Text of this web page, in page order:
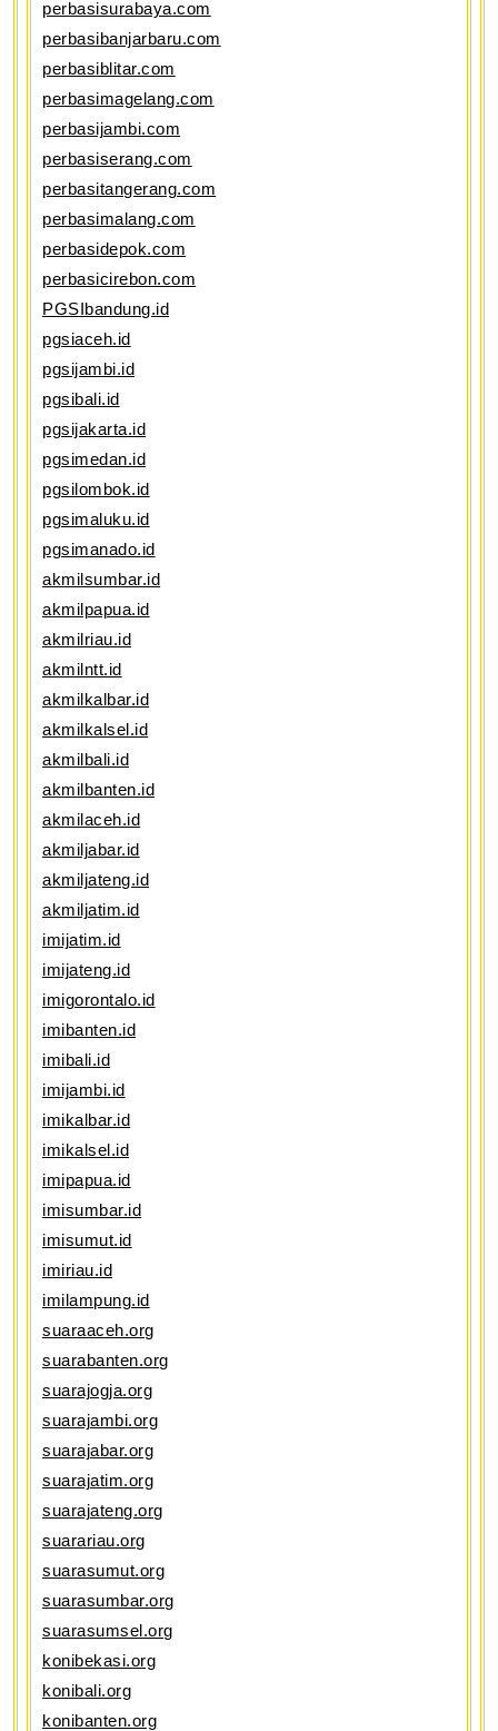
perbasisurabaya.com
perbasibanjarbaru.com
perbasiblitar.com
perbasimagelang.com
perbasijambi.com
perbasiserang.com
perbasitangerang.com
perbasimalang.com
perbasidepok.com
perbasicirebon.com
PGSIbandung.id
pgsiaceh.id
pgsijambi.id
pgsibali.id
pgsijakarta.id
pgsimedan.id
pgsilombok.id
pgsimaluku.id
pgsimanado.id
akmilsumbar.id
akmilpapua.id
akmilriau.id
akmilntt.id
akmilkalbar.id
akmilkalsel.id
akmilbali.id
akmilbanten.id
akmilaceh.id
akmiljabar.id
akmiljateng.id
akmiljatim.id
imijatim.id
imijateng.id
imigorontalo.id
imibanten.id
imibali.id
imijambi.id
imikalbar.id
imikalsel.id
imipapua.id
imisumbar.id
imisumut.id
imiriau.id
imilampung.id
suaraaceh.org
suarabanten.org
suarajogja.org
suarajambi.org
suarajabar.org
suarajatim.org
suarajateng.org
suarariau.org
suarasumut.org
suarasumbar.org
suarasumsel.org
konibekasi.org
konibali.org
konibanten.org